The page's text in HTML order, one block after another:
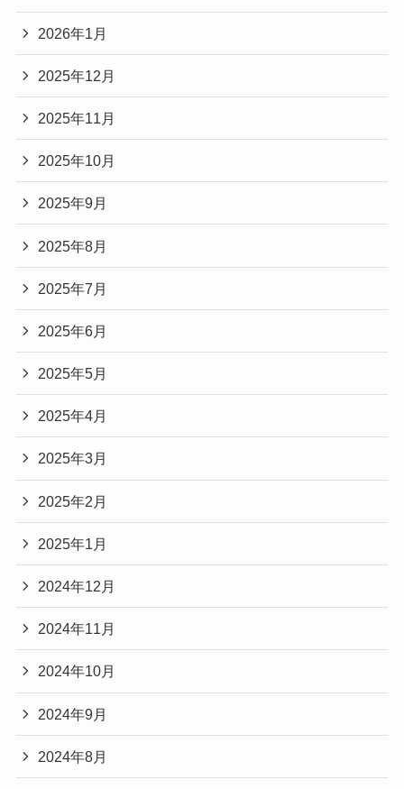
2026年1月
2025年12月
2025年11月
2025年10月
2025年9月
2025年8月
2025年7月
2025年6月
2025年5月
2025年4月
2025年3月
2025年2月
2025年1月
2024年12月
2024年11月
2024年10月
2024年9月
2024年8月